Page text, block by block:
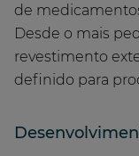
de
Desde o mais
revestimento
definido para